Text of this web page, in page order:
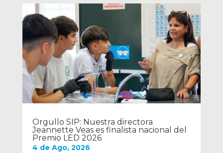
Orgullo SIP: Nuestra directora
Jeannette Veas es finalista nacional del
Premio LED 2026
4 de Ago, 2026